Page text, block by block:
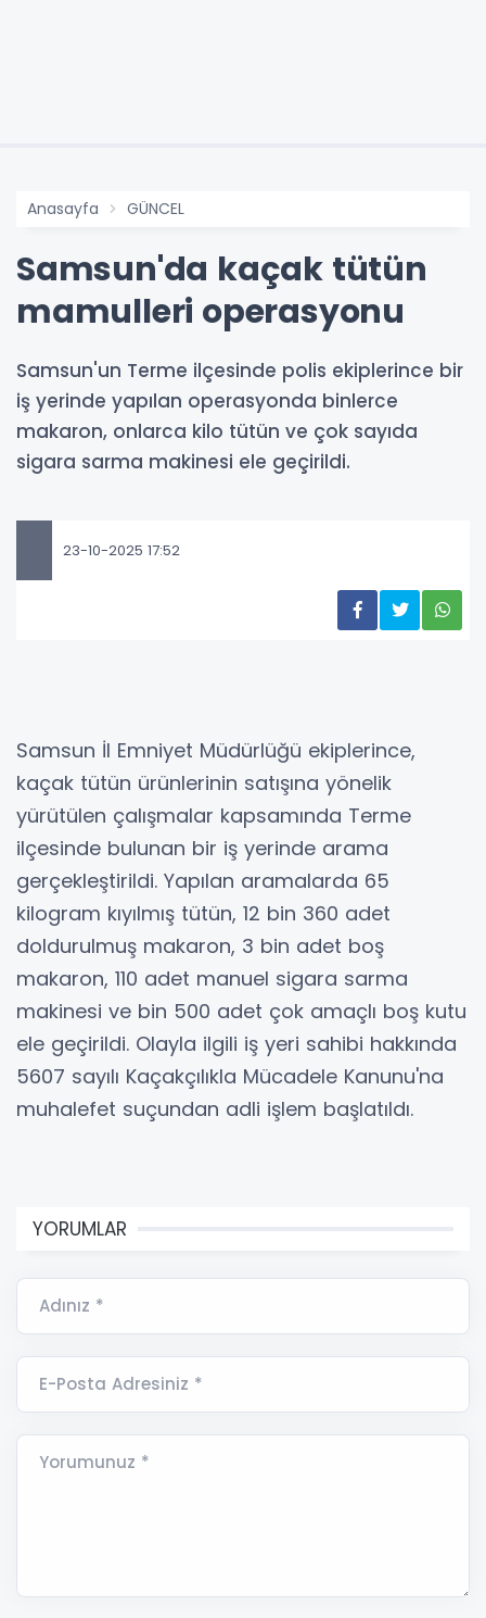
Anasayfa GÜNCEL
Samsun'da kaçak tütün
mamulleri operasyonu
Samsun'un Terme ilçesinde polis ekiplerince bir
iş yerinde yapılan operasyonda binlerce
makaron, onlarca kilo tütün ve çok sayıda
sigara sarma makinesi ele geçirildi.
23-10-2025 17:52
Samsun İl Emniyet Müdürlüğü ekiplerince,
kaçak tütün ürünlerinin satışına yönelik
yürütülen çalışmalar kapsamında Terme
ilçesinde bulunan bir iş yerinde arama
gerçekleştirildi. Yapılan aramalarda 65
kilogram kıyılmış tütün, 12 bin 360 adet
doldurulmuş makaron, 3 bin adet boş
makaron, 110 adet manuel sigara sarma
makinesi ve bin 500 adet çok amaçlı boş kutu
ele geçirildi. Olayla ilgili iş yeri sahibi hakkında
5607 sayılı Kaçakçılıkla Mücadele Kanunu'na
muhalefet suçundan adli işlem başlatıldı.
YORUMLAR
Adınız *
E-Posta Adresiniz *
Yorumunuz *